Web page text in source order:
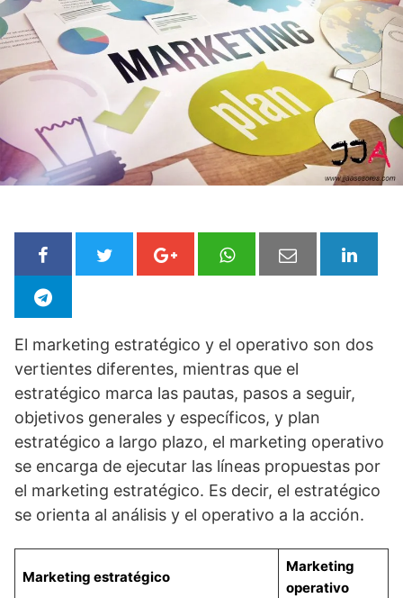
El marketing estratégico y el operativo son dos
vertientes diferentes, mientras que el
estratégico marca las pautas, pasos a seguir,
objetivos generales y específicos, y plan
estratégico a largo plazo, el marketing operativo
se encarga de ejecutar las líneas propuestas por
el marketing estratégico. Es decir, el estratégico
se orienta al análisis y el operativo a la acción.
Marketing estratégico
Marketing
operativo